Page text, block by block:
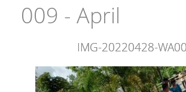
009 - April
IMG-20220428-